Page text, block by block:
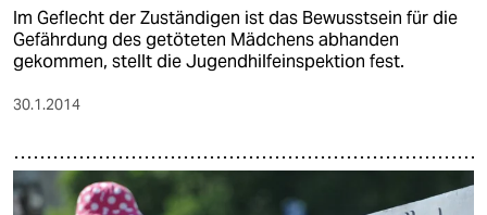
Im Geflecht der Zuständigen ist das Bewusstsein für die
Gefährdung des getöteten Mädchens abhanden
gekommen, stellt die Jugendhilfeinspektion fest.
30.1.2014